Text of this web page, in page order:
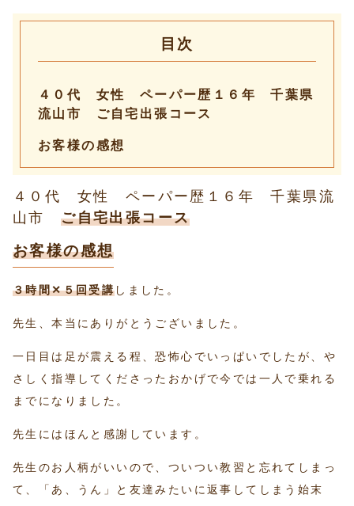
目次
４０代 女性 ペーパー歴１６年 千葉県
流山市 ご自宅出張コース
お客様の感想
４０代 女性 ペーパー歴１６年 千葉県流
山市ご自宅出張コース
お客様の感想
３時間✕５回受講しました。
先生、本当にありがとうございました。
一日目は足が震える程、恐怖心でいっぱいでしたが、や
さしく指導してくださったおかげで今では一人で乗れる
までになりました。
先生にはほんと感謝しています。
先生のお人柄がいいので、ついつい教習と忘れてしまっ
て、「あ、うん」と友達みたいに返事してしまう始末